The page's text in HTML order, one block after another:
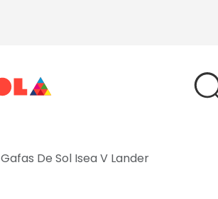
Gafas De Sol Isea V Lander